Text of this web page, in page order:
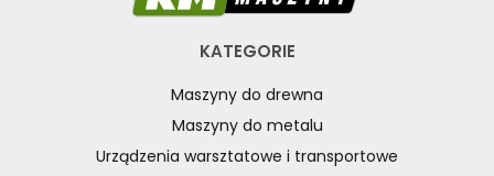
WYRZYNARKI DO DREWNA, STOŁOWE
WYPOSAŻENIE ŁUPAREK
WYPOSAŻENIE ODCIĄGÓW MASZYN DO DREWNA
WYPOSAŻENIE OKLEINIAREK
KATEGORIE
Maszyny do drewna
Maszyny do metalu
Urządzenia warsztatowe i transportowe